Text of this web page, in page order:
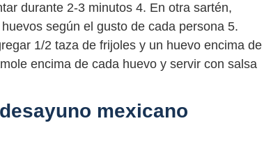
durante 2-3 minutos 4. En otra sartén,
según el gusto de cada persona 5.
1/2 taza de frijoles y un huevo encima de
encima de cada huevo y servir con salsa
mexicano